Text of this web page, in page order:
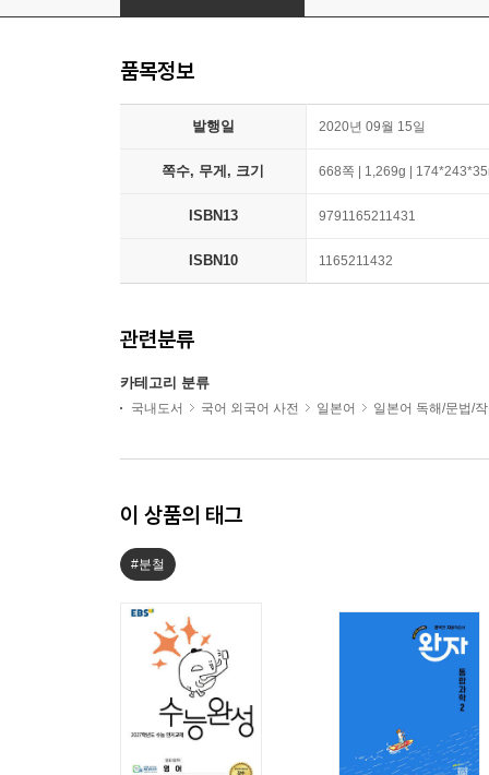
품목정보
발행일 2020년 09월 15일
쪽수, 무게, 크기 668쪽 | 1,269g |
ISBN13 9791165211431
ISBN10 1165211432
관련분류
카테고리 분류
국내도서 국어 외국어 사전 일본어 일본어 독해/문법/
이 상품의 태그
#분철